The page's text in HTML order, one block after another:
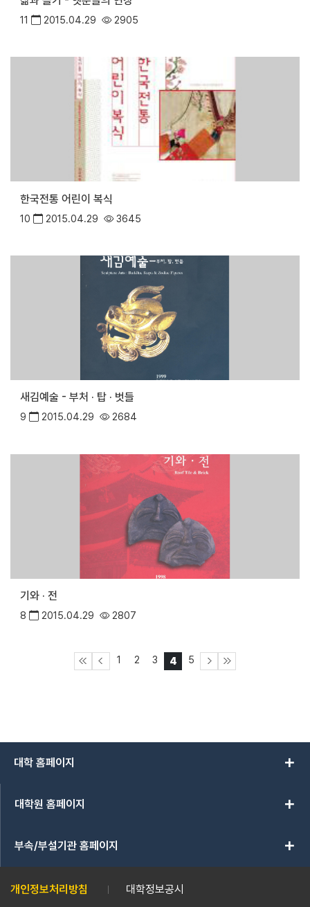
11 2015.04.29 2905
한국전통 어린이 복식
10 2015.04.29 3645
새김예술 - 부처 · 탑 · 벗들
9 2015.04.29 2684
기와 · 전
8 2015.04.29 2807
1 2 3 4 5
대학 홈페이지 add
대학원 홈페이지 add
부속/부설기관 홈페이지 add
개인정보처리방침 대학정보공시